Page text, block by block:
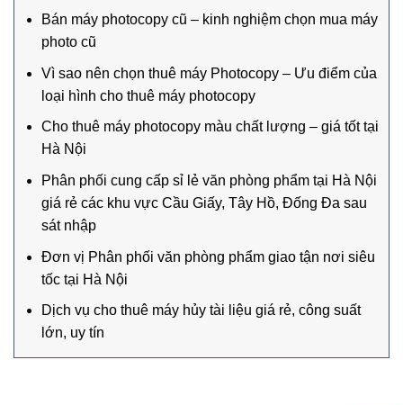
Bán máy photocopy cũ – kinh nghiệm chọn mua máy
photo cũ
Vì sao nên chọn thuê máy Photocopy – Ưu điểm của
loại hình cho thuê máy photocopy
Cho thuê máy photocopy màu chất lượng – giá tốt tại
Hà Nội
Phân phối cung cấp sỉ lẻ văn phòng phẩm tại Hà Nội
giá rẻ các khu vực Cầu Giấy, Tây Hồ, Đống Đa sau
sát nhập
Đơn vị Phân phối văn phòng phẩm giao tận nơi siêu
tốc tại Hà Nội
Dịch vụ cho thuê máy hủy tài liệu giá rẻ, công suất
lớn, uy tín